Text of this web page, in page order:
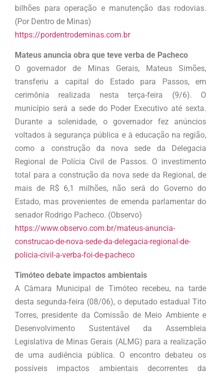
bilhões para operação e manutenção das rodovias.
(Por Dentro de Minas)
https://pordentrodeminas.com.br
Mateus anuncia obra que teve verba de Pacheco
O governador de Minas Gerais, Mateus Simões,
transferiu a capital do Estado para Passos, em
cerimônia realizada nesta terça-feira (9/6). O
município será a sede do Poder Executivo até sexta.
Durante a solenidade, o governador fez anúncios
voltados à segurança pública e à educação na região,
como a construção da nova sede da Delegacia
Regional de Polícia Civil de Passos. O investimento
total para a construção da nova sede da Regional, de
mais de R$ 6,1 milhões, não será do Governo do
Estado, mas provenientes de emenda parlamentar do
senador Rodrigo Pacheco. (Observo)
https://www.observo.com.br/mateus-anuncia-
construcao-de-nova-sede-da-delegacia-regional-de-
policia-civil-a-verba-foi-de-pacheco
Timóteo debate impactos ambientais
A Câmara Municipal de Timóteo recebeu, na tarde
desta segunda-feira (08/06), o deputado estadual Tito
Torres, presidente da Comissão de Meio Ambiente e
Desenvolvimento Sustentável da Assembleia
Legislativa de Minas Gerais (ALMG) para a realização
de uma audiência pública. O encontro debateu os
possíveis impactos ambientais decorrentes da